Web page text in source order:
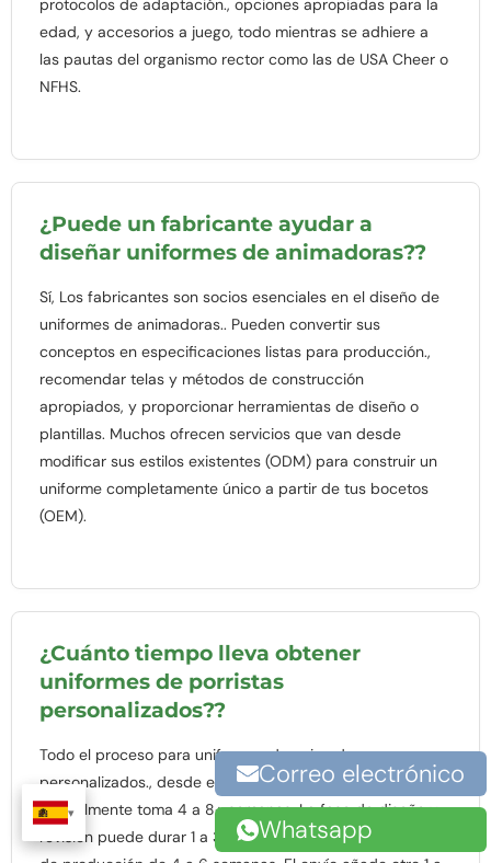
protocolos de adaptación., opciones apropiadas para la
edad, y accesorios a juego, todo mientras se adhiere a
las pautas del organismo rector como las de USA Cheer o
NFHS.
¿Puede un fabricante ayudar a
diseñar uniformes de animadoras??
Sí, Los fabricantes son socios esenciales en el diseño de
uniformes de animadoras.. Pueden convertir sus
conceptos en especificaciones listas para producción.,
recomendar telas y métodos de construcción
apropiados, y proporcionar herramientas de diseño o
plantillas. Muchos ofrecen servicios que van desde
modificar sus estilos existentes (ODM) para construir un
uniforme completamente único a partir de tus bocetos
(OEM).
¿Cuánto tiempo lleva obtener
uniformes de porristas
personalizados??
Todo el proceso para uniformes de animadoras
personalizados., desde el diseño inicial hasta la entrega,
normalmente toma 4 a 8+ semanas. La fase de diseño y
revisión puede durar 1 a 3 semanas, seguido de un tiempo
Correo electrónico
Whatsapp